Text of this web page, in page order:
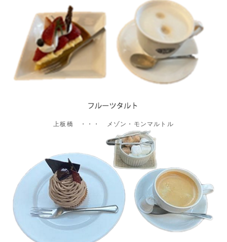
上板橋 ・・・ メゾン・モンマルトル